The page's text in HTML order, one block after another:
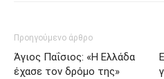
Προηγούμενο άρθρο
Άγιος Παΐσιος: «Η Ελλάδα
έχασε τον δρόμο της»